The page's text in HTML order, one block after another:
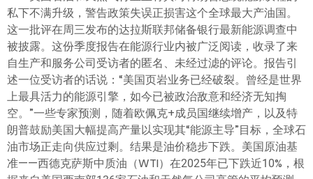
私下不满升级，警告政策失误正损害这个全球最大产油国。
这一批评在周三发布的达拉斯联邦储备银行最新能源调查中
被披露。这份季度报告在能源行业内被广泛阅读，收录了来
自生产和服务公司受访者的匿名、未经过滤的评论。报告引
述一位受访者的话说：“美国页岩业务已经破裂。曾经是世界
上最具活力的能源引擎，如今已被政治敌意和经济无知掏
空。”一些专家预测，随着欧佩克+成员国继续增产，以及特
朗普鼓励美国大幅提高产量以实现其“能源主导”目标，全球石
油市场正走向供应过剩。结果是油价稳步下跌。美国原油基
准——西德克萨斯中质油（WTI）在2025年已下跌近10%，根